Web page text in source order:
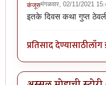
कंजूसमंगळवार, 02/11/2021
इतके दिवस कथा गुप्त
प्रतिसाद देण्यासाठीलॉग